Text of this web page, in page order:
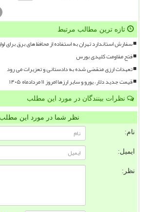
تازه ترین مطالب مرتبط
سفارش استاندارد تهران به استفاده از محافظ های برق برای
فتح مقاومت کلیدی بورس
تعهدات ارزی منقضی شده به دادستانی و تعزیرات می رود
قیمت جدید دلار، یورو و سایر ارزها امروز ۱۱ مردادماه ۱۴۰۵
نظرات بینندگان در مورد این مطلب
نظر شما در مورد این مطلب
نام:
ایمیل:
نظر: